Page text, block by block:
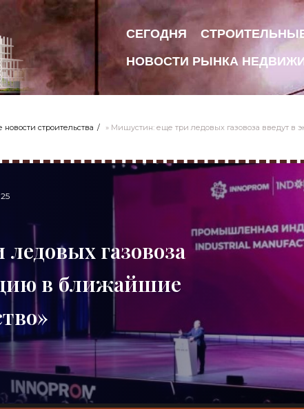
СЕГОДНЯ
НОВОСТИ РЫНКА
строительства » Мишустин: еще три ледовых газовоза введут в
25
газовоза
в ближайшие